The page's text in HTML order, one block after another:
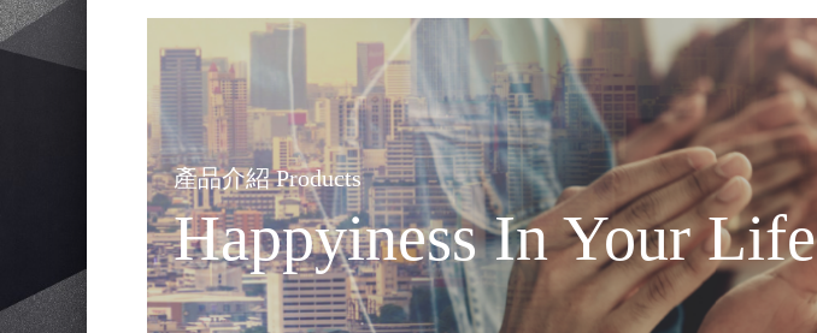
產品介紹 Products
Happyiness In Your Life